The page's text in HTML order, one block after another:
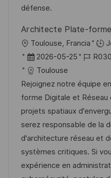
n p
b
l
i
c
a
c
i
ó
n
o
défense.
Architecte Plate-
U
b
c
a
c
i
ó
n
Toulouse, Francia
F
e
c
h
a
d
e
p
u
2026-05-25
I
d
e
e
m
p
l
e
Toulouse
Rejoignez notre équipe
forme Digitale et
projets spatiaux
serez responsable de la
d'architecture réseau et
systèmes critiques. Si
expérience en